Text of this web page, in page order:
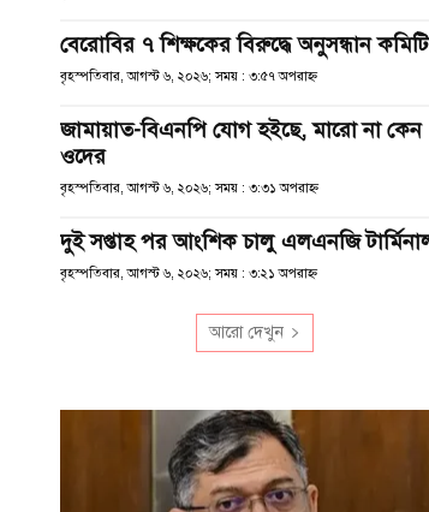
বেরোবির ৭ শিক্ষকের বিরুদ্ধে অনুসন্ধান কমিটি
বৃহস্পতিবার, আগস্ট ৬, ২০২৬; সময় : ৩:৫৭ অপরাহ্ণ
জামায়াত-বিএনপি যোগ হইছে, মারো না কেন
ওদের
বৃহস্পতিবার, আগস্ট ৬, ২০২৬; সময় : ৩:৩১ অপরাহ্ণ
দুই সপ্তাহ পর আংশিক চালু এলএনজি
বৃহস্পতিবার, আগস্ট ৬, ২০২৬; সময় : ৩:২১ অপরাহ্ণ
আরো দেখুন